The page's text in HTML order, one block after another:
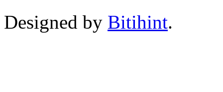
Designed by Bitihint.